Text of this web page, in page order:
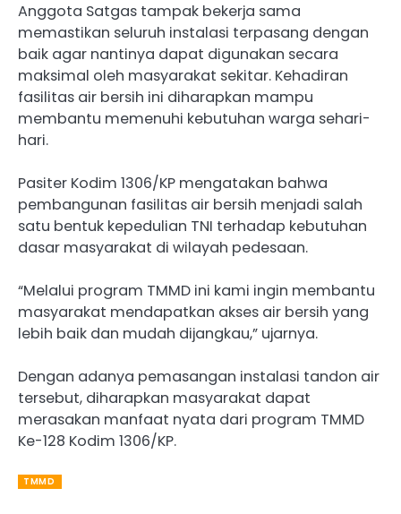
Anggota Satgas tampak bekerja sama
memastikan seluruh instalasi terpasang dengan
baik agar nantinya dapat digunakan secara
maksimal oleh masyarakat sekitar. Kehadiran
fasilitas air bersih ini diharapkan mampu
membantu memenuhi kebutuhan warga sehari-
hari.
Pasiter Kodim 1306/KP mengatakan bahwa
pembangunan fasilitas air bersih menjadi salah
satu bentuk kepedulian TNI terhadap kebutuhan
dasar masyarakat di wilayah pedesaan.
“Melalui program TMMD ini kami ingin membantu
masyarakat mendapatkan akses air bersih yang
lebih baik dan mudah dijangkau,” ujarnya.
Dengan adanya pemasangan instalasi tandon air
tersebut, diharapkan masyarakat dapat
merasakan manfaat nyata dari program TMMD
Ke-128 Kodim 1306/KP.
TMMD